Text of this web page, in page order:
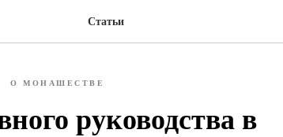
Статьи
О МОНАШЕСТВЕ
руководства в